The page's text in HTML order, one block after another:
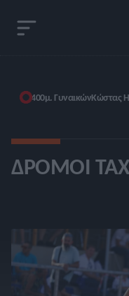
400μ. ΓυναικώνΚώστας
ΔΡΌΜΟΙ